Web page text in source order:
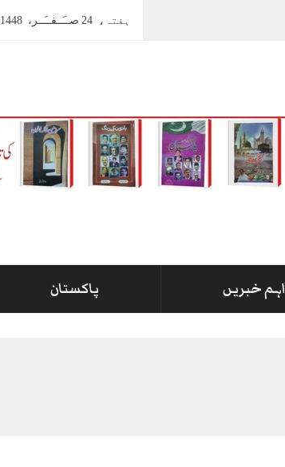
ہفتہ، 24 صــَــفــَــر، 1448ھ
اہم خبریں پاکستان